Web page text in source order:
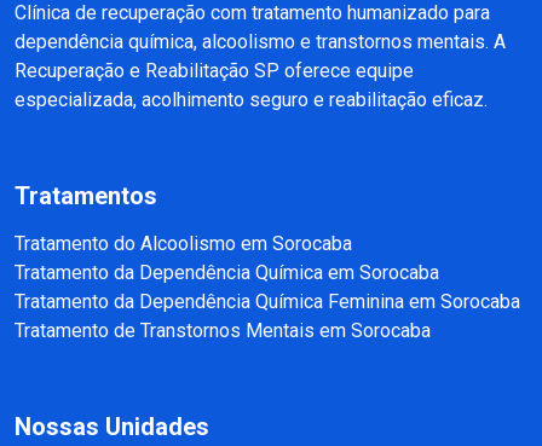
Clínica de recuperação com tratamento humanizado para
dependência química, alcoolismo e transtornos mentais. A
Recuperação e Reabilitação SP oferece equipe
especializada, acolhimento seguro e reabilitação eficaz.
Tratamentos
Tratamento do Alcoolismo em Sorocaba
Tratamento da Dependência Química em Sorocaba
Tratamento da Dependência Química Feminina em Sorocaba
Tratamento de Transtornos Mentais em Sorocaba
Nossas Unidades